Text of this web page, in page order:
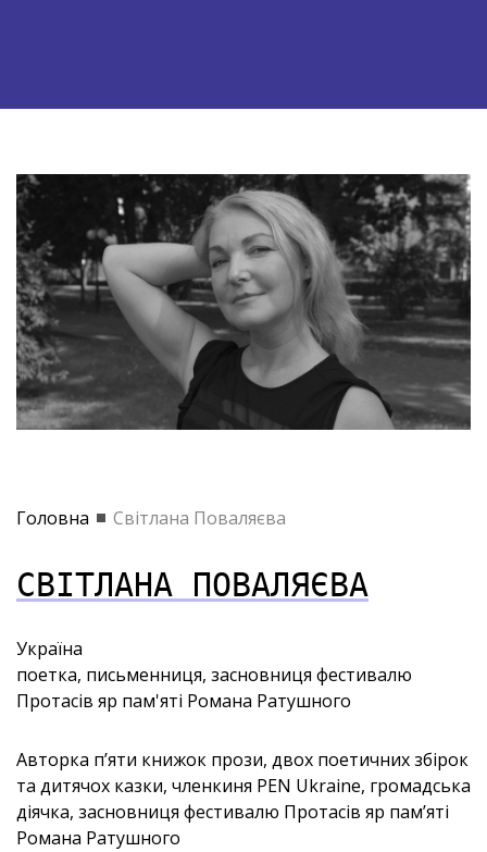
Головна Світлана Поваляєва
СВІТЛАНА ПОВАЛЯЄВА
Україна
поетка, письменниця, засновниця фестивалю
Протасів яр пам'яті Романа Ратушного
Авторка п’яти книжок прози, двох поетичних збірок
та дитячох казки, членкиня PEN Ukraine, громадська
діячка, засновниця фестивалю Протасів яр пам’яті
Романа Ратушного